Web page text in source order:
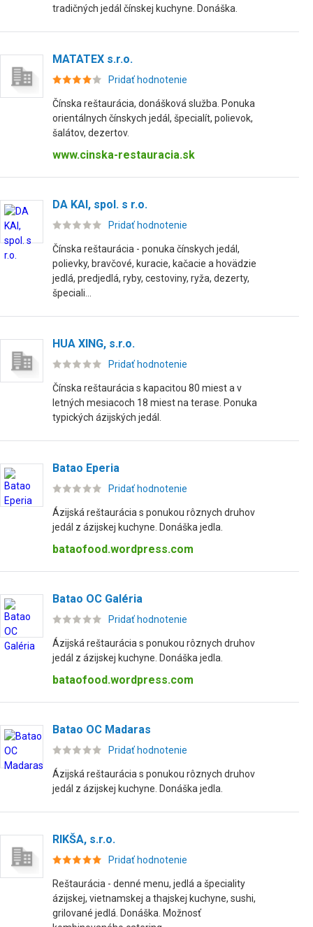
tradičných jedál čínskej kuchyne. Donáška.
MATATEX s.r.o.
Pridať hodnotenie
Čínska reštaurácia, donášková služba. Ponuka
orientálnych čínskych jedál, špecialít, polievok,
šalátov, dezertov.
www.cinska-restauracia.sk
DA KAI, spol. s r.o.
Pridať hodnotenie
Čínska reštaurácia - ponuka čínskych jedál,
polievky, bravčové, kuracie, kačacie a hovädzie
jedlá, predjedlá, ryby, cestoviny, ryža, dezerty,
špeciali...
HUA XING, s.r.o.
Pridať hodnotenie
Čínska reštaurácia s kapacitou 80 miest a v
letných mesiacoch 18 miest na terase. Ponuka
typických ázijských jedál.
Batao Eperia
Pridať hodnotenie
Ázijská reštaurácia s ponukou rôznych druhov
jedál z ázijskej kuchyne. Donáška jedla.
bataofood.wordpress.com
Batao OC Galéria
Pridať hodnotenie
Ázijská reštaurácia s ponukou rôznych druhov
jedál z ázijskej kuchyne. Donáška jedla.
bataofood.wordpress.com
Batao OC Madaras
Pridať hodnotenie
Ázijská reštaurácia s ponukou rôznych druhov
jedál z ázijskej kuchyne. Donáška jedla.
RIKŠA, s.r.o.
Pridať hodnotenie
Reštaurácia - denné menu, jedlá a špeciality
ázijskej, vietnamskej a thajskej kuchyne, sushi,
grilované jedlá. Donáška. Možnosť